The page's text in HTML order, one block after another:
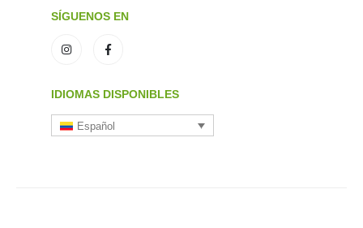
SÍGUENOS EN
IDIOMAS DISPONIBLES
Español